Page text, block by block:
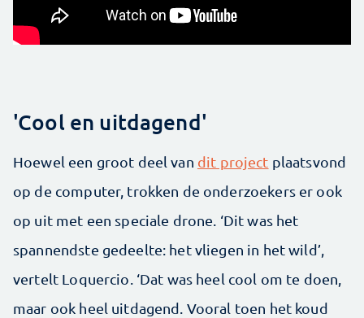
'Cool en uitdagend'
Hoewel een groot deel van dit project plaatsvond
op de computer, trokken de onderzoekers er ook
op uit met een speciale drone. ‘Dit was het
spannendste gedeelte: het vliegen in het wild’,
vertelt Loquercio. ‘Dat was heel cool om te doen,
maar ook heel uitdagend. Vooral toen het koud